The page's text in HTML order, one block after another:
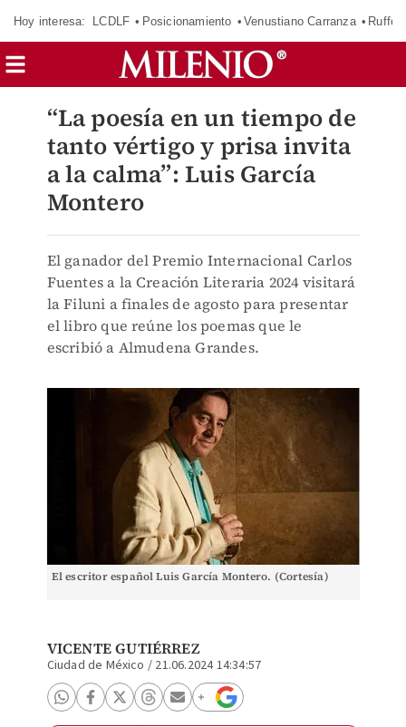
Hoy interesa: LCDLF Posicionamiento Venustiano Carranza Ruffo
“La poesía en un tiempo de
tanto vértigo y prisa invita
a la calma”: Luis García
Montero
El ganador del Premio Internacional Carlos
Fuentes a la Creación Literaria 2024 visitará
la Filuni a finales de agosto para presentar
el libro que reúne los poemas que le
escribió a Almudena Grandes.
El escritor español Luis García Montero. (Cortesía)
VICENTE GUTIÉRREZ
Ciudad de México / 21.06.2024 14:34:57